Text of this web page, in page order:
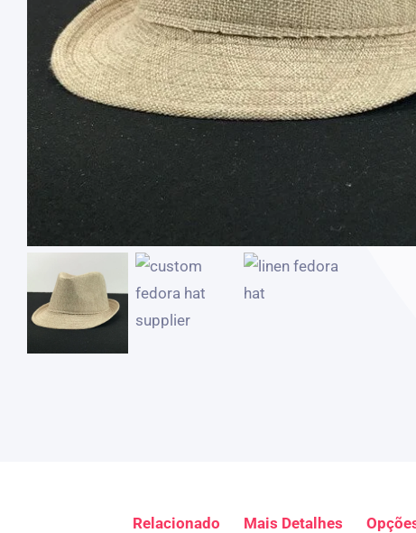
Relacionado Mais Detalhes